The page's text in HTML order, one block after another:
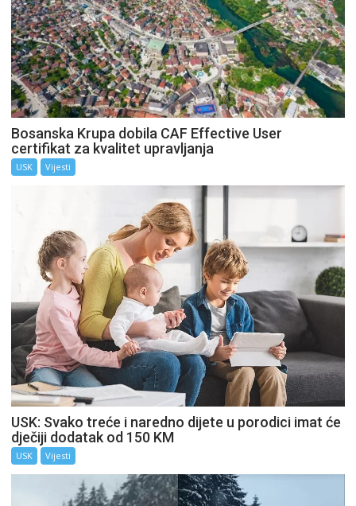
Bosanska Krupa dobila CAF Effective User
certifikat za kvalitet upravljanja
USK Vijesti
USK: Svako treće i naredno dijete u porodici imat će
dječiji dodatak od 150 KM
USK Vijesti